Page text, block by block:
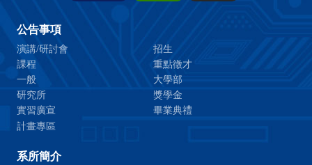
公告事項
演講/研討會
招生
課程
重點徵才
一般
大學部
研究所
獎學金
實習廣宣
畢業典禮
計畫專區
系所簡介